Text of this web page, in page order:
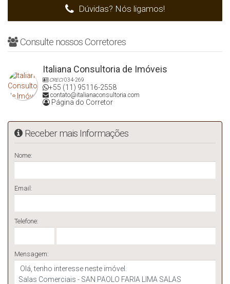
Dúvidas? Nós ligamos!
Consulte nossos Corretores
Italiana Consultoria de Imóveis
CRECI034-269
+55 (11) 95116-2558
contato@italianaconsultoria.com
Página do Corretor
Receber mais Informações
Nome:
Email:
Telefone:
Mensagem: